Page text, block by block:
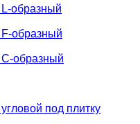
образный
образный
образный
под плитку